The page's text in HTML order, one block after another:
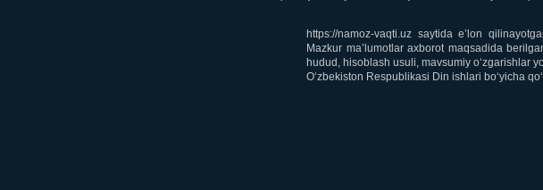
https://namoz-vaqti.uz saytida e’lon
Mazkur ma’lumotlar axborot maqsadida
hudud, hisoblash usuli, mavsumiy o‘zgarishlar
O‘zbekiston Respublikasi Din ishlari bo‘yicha